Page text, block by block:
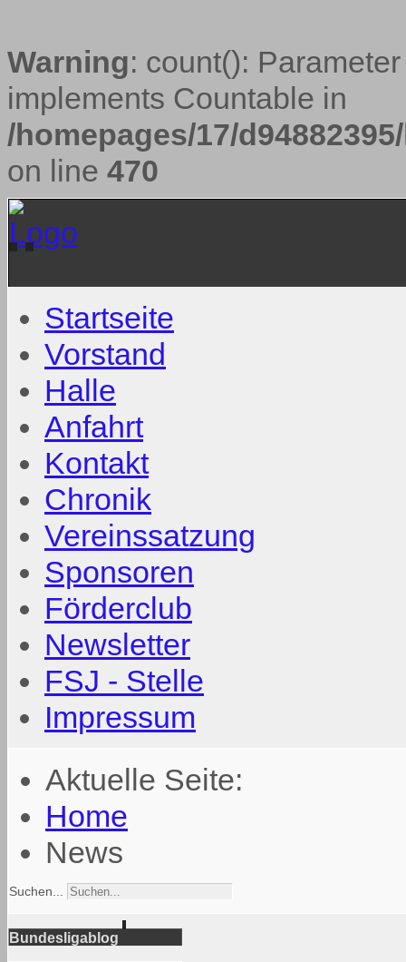
Warning: count():
implements Countable in
/homepages/17/
on line 470
Startseite
Vorstand
Halle
Anfahrt
Kontakt
Chronik
Vereinssatzung
Sponsoren
Förderclub
Newsletter
FSJ - Stelle
Impressum
Aktuelle Seite:
Home
News
Suchen...
Bundesligablog